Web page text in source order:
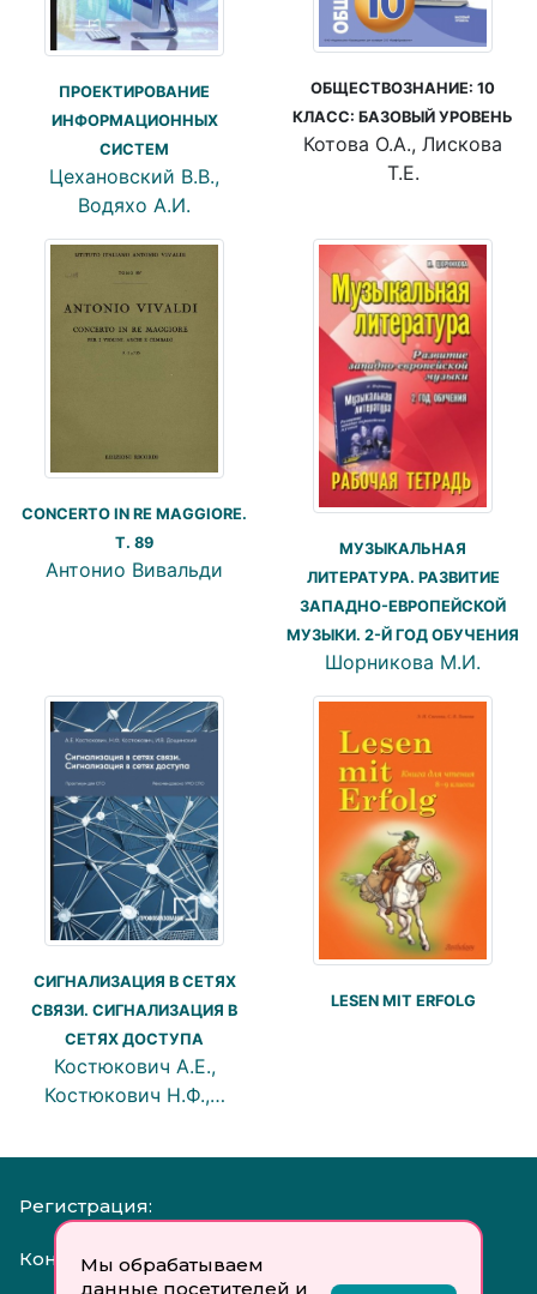
Мы обрабатываем
данные посетителей и
ПРОЕКТИРОВАНИЕ
ИНФОРМАЦИОННЫХ
СИСТЕМ
Цехановский В.В.,
Водяхо А.И.
ОБЩЕСТВОЗНАНИЕ: 10
КЛАСС: БАЗОВЫЙ УРОВЕНЬ
Котова О.А., Лискова
Т.Е.
CONCERTO IN RE MAGGIORE.
T. 89
Антонио Вивальди
МУЗЫКАЛЬНАЯ
ЛИТЕРАТУРА. РАЗВИТИЕ
ЗАПАДНО-ЕВРОПЕЙСКОЙ
МУЗЫКИ. 2-Й ГОД ОБУЧЕНИЯ
Шорникова М.И.
СИГНАЛИЗАЦИЯ В СЕТЯХ
СВЯЗИ. СИГНАЛИЗАЦИЯ В
СЕТЯХ ДОСТУПА
Костюкович А.Е.,
Костюкович Н.Ф.,…
LESEN MIT ERFOLG
Регистрация:
Контакты: